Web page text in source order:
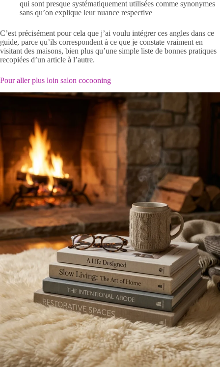
qui sont presque systématiquement utilisées comme synonymes
sans qu’on explique leur nuance respective
C’est précisément pour cela que j’ai voulu intégrer ces angles dans ce
guide, parce qu’ils correspondent à ce que je constate vraiment en
visitant des maisons, bien plus qu’une simple liste de bonnes pratiques
recopiées d’un article à l’autre.
Pour aller plus loin salon cocooning